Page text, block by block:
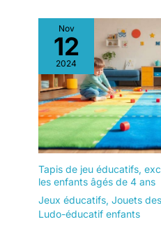
Nov
12
2024
Tapis de jeu éducatifs,
les enfants âgés de 4 ans
Jeux éducatifs, Jouets
Ludo-éducatif enfants